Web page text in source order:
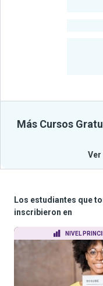
Más Cursos
Los estudiantes que
inscribieron en
NIVEL